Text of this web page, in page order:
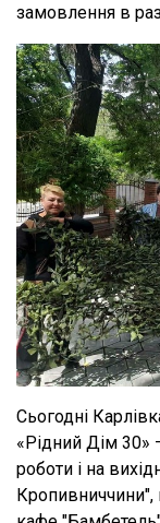
замовлення в
Сьогодні
«Рідний Дім 30»
роботи і на
Кропивниччини",